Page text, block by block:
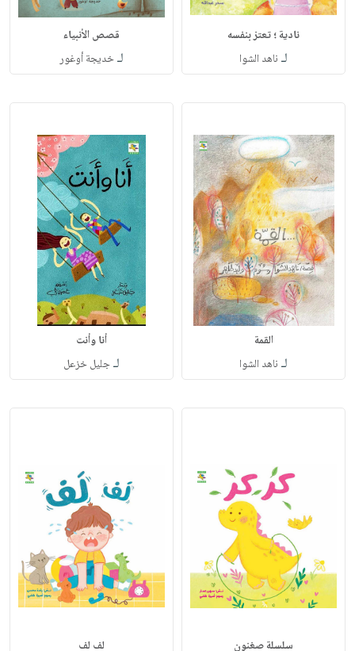
نادية ؛ تعتز بنفسه
لـ ناهد الشوا
قصص الأنبياء
لـخديجة أوغور
القمة
لـ ناهد الشوا
أنا وأنت
لـجليل خزعل
سلسلة صغنون لف لف